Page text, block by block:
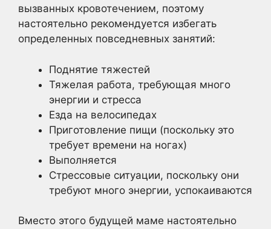
вызванных кровотечением, поэтому
настоятельно рекомендуется избегать
определенных повседневных занятий:
Поднятие тяжестей
Тяжелая работа, требующая много
энергии и стресса
Езда на велосипедах
Приготовление пищи (поскольку это
требует времени на ногах)
Выполняется
Стрессовые ситуации, поскольку они
требуют много энергии, успокаиваются
Вместо этого будущей маме настоятельно